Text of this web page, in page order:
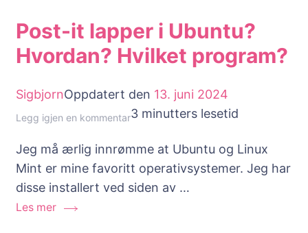
Post-it lapper i Ubuntu?
Hvordan? Hvilket program?
SigbjornOppdatert den 13. juni 2024
Legg igjen en kommentartil
it
lapper
i
3 minutters lesetid
Jeg må ærlig innrømme at Ubuntu og Linux
Mint er mine favoritt operativsystemer. Jeg har
disse installert ved siden av …
Les mer